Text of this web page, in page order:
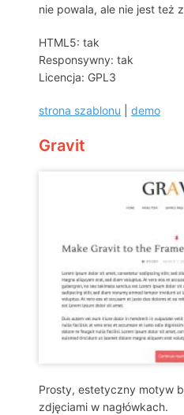
nie powala, ale nie jest też
HTML5: tak
Responsywny: tak
Licencja: GPL3
strona szablonu demo
Gravit
Prosty, estetyczny motyw
zdjęciami w nagłówkach.